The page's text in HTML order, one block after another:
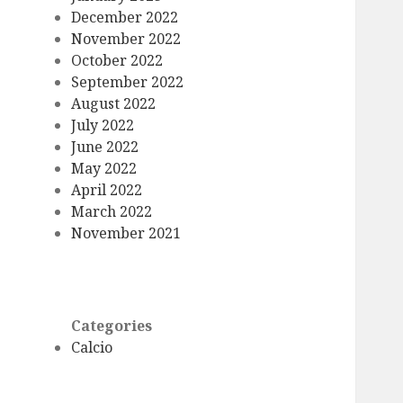
December 2022
November 2022
October 2022
September 2022
August 2022
July 2022
June 2022
May 2022
April 2022
March 2022
November 2021
Categories
Calcio